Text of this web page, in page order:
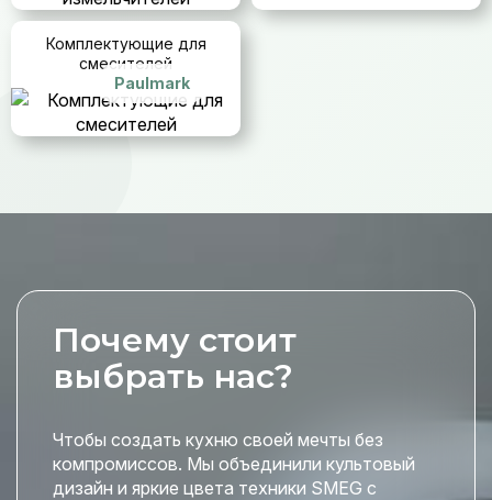
Комплектующие для
смесителей
Paulmark
Почему стоит
выбрать нас?
Чтобы создать кухню своей мечты без
компромиссов. Мы объединили культовый
дизайн и яркие цвета техники SMEG с